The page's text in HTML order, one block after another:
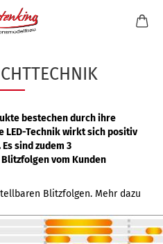
bestechen durch ihre
LED-Technik wirkt sich positiv
sind zudem 3
vom Kunden
Blitzfolgen. Mehr dazu